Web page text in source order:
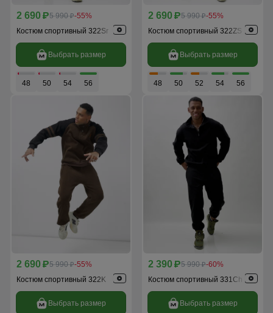
2 690 p5 990 p-55%
Костюм спортивный 322Sr
Выбрать размер
48 50 54 56
2 690 p5 990 p-55%
Костюм спортивный 322ZS
Выбрать размер
48 50 52 54 56
2 690 p5 990 p-55%
Костюм спортивный 322K
Выбрать размер
2 390 p5 990 p-60%
Костюм спортивный 331Ch
Выбрать размер